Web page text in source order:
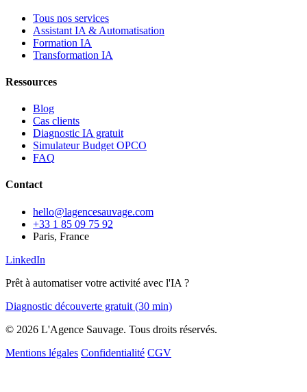
Tous nos services
Assistant IA & Automatisation
Formation IA
Transformation IA
Ressources
Blog
Cas clients
Diagnostic IA gratuit
Simulateur Budget OPCO
FAQ
Contact
hello@lagencesauvage.com
+33 1 85 09 75 92
Paris, France
LinkedIn
Prêt à automatiser votre activité avec l'IA ?
Diagnostic découverte gratuit (30 min)
© 2026 L'Agence Sauvage. Tous droits réservés.
Mentions légales Confidentialité CGV